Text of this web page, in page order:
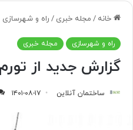
خانه / مجله خبری / راه و شهرسازی
راه و شهرسازی مجله خبری
گزارش جدید از
ساختمان آنلاین ۱۴۰۱-۰۸-۱۷